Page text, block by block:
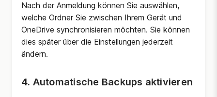
Nach der Anmeldung können Sie auswählen,
welche Ordner Sie zwischen Ihrem Gerät und
OneDrive synchronisieren möchten. Sie können
dies später über die Einstellungen jederzeit
ändern.
4. Automatische Backups aktivieren